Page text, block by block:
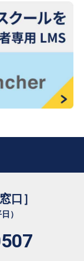
口］
）